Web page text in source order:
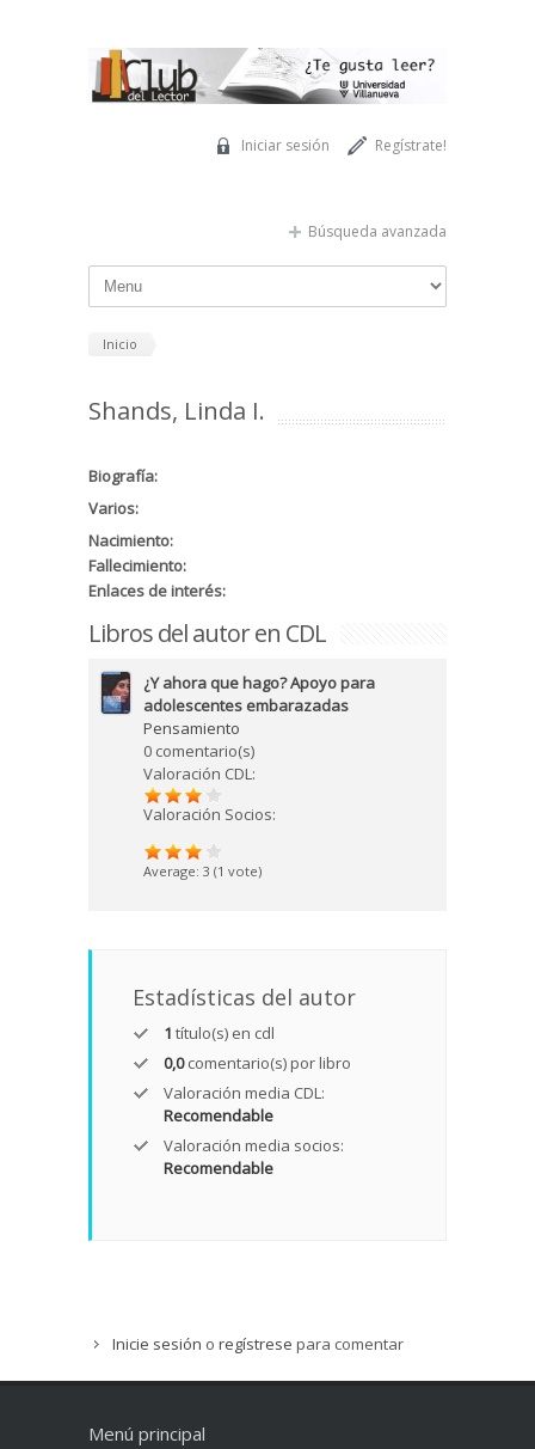
Regístrate!
Iniciar sesión
Búsqueda avanzada
Inicio
Shands, Linda I.
Biografía:
Varios:
Nacimiento:
Fallecimiento:
Enlaces de interés:
Libros del autor en CDL
¿Y ahora que hago? Apoyo para
adolescentes embarazadas
Pensamiento
0 comentario(s)
Valoración CDL:
Valoración Socios:
Average: 3 (1 vote)
Estadísticas del autor
1 título(s) en cdl
0,0comentario(s) por libro
Valoración media CDL:
Recomendable
Valoración media socios:
Recomendable
Inicie sesión o regístrese para comentar
Menú principal